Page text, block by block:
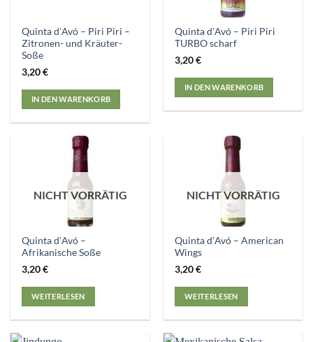
Quinta dʼAvó – Piri Piri –
Zitronen- und Kräuter-
Soße
3,20€
IN DEN WARENKORB
Quinta dʼAvó – Piri Piri
TURBO scharf
3,20€
IN DEN WARENKORB
NICHT VORRÄTIG
Quinta dʼAvó –
Afrikanische Soße
3,20€
WEITERLESEN
NICHT VORRÄTIG
Quinta dʼAvó – American
Wings
3,20€
WEITERLESEN